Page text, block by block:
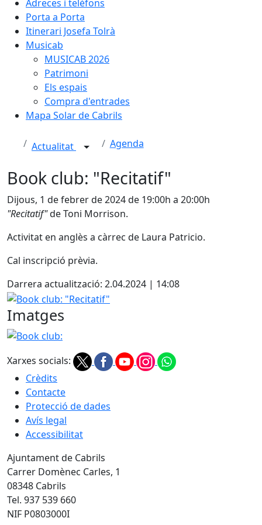
Adreces i telèfons
Porta a Porta
Itinerari Josefa Tolrà
Musicab
MUSICAB 2026
Patrimoni
Els espais
Compra d'entrades
Mapa Solar de Cabrils
Actualitat Agenda
Book club: "Recitatif"
Dijous, 1 de febrer de 2024 de 19:00h a 20:00h
"Recitatif"de Toni Morrison.
Activitat en anglès a càrrec de Laura Patricio.
Cal inscripció prèvia.
Darrera actualització: 2.04.2024 | 14:08
Book club: "Recitatif"
Imatges
Book club: "Recitatif"
Xarxes socials:
Crèdits
Contacte
Protecció de dades
Avís legal
Accessibilitat
Ajuntament de Cabrils
Carrer Domènec Carles, 1
08348 Cabrils
Tel. 937 539 660
NIF P0803000I